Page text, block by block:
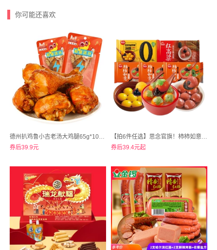
你可能还喜欢
德州扒鸡鲁小吉老汤大鸡腿65g*10根（囤货装）
券后39.9元
【拍6件任选】思念官旗！柿柿如意汤圆黑芝麻大黄米元宵半成品
券后39.4元起